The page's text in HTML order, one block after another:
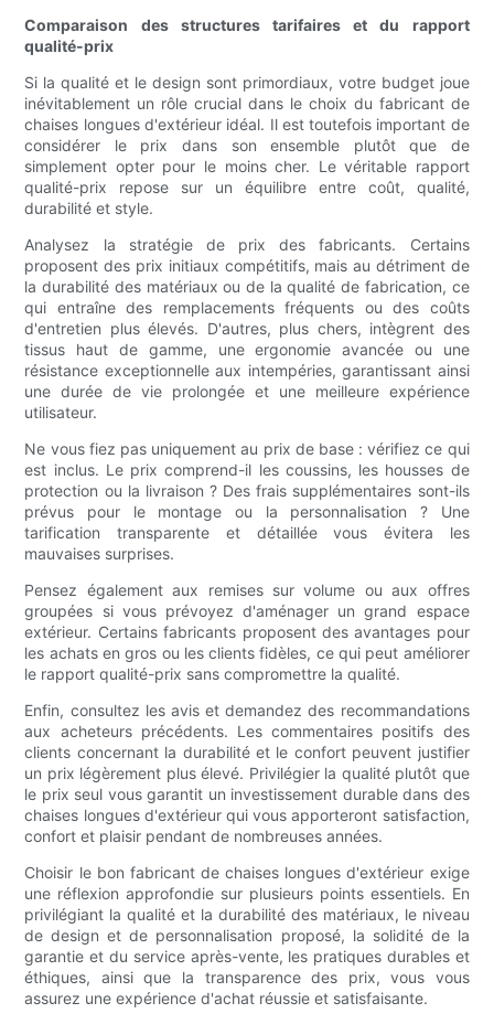
Comparaison des structures tarifaires et du rapport
qualité-prix
Si la qualité et le design sont primordiaux, votre budget joue
inévitablement un rôle crucial dans le choix du fabricant de
chaises longues d'extérieur idéal. Il est toutefois important de
considérer le prix dans son ensemble plutôt que de
simplement opter pour le moins cher. Le véritable rapport
qualité-prix repose sur un équilibre entre coût, qualité,
durabilité et style.
Analysez la stratégie de prix des fabricants. Certains
proposent des prix initiaux compétitifs, mais au détriment de
la durabilité des matériaux ou de la qualité de fabrication, ce
qui entraîne des remplacements fréquents ou des coûts
d'entretien plus élevés. D'autres, plus chers, intègrent des
tissus haut de gamme, une ergonomie avancée ou une
résistance exceptionnelle aux intempéries, garantissant ainsi
une durée de vie prolongée et une meilleure expérience
utilisateur.
Ne vous fiez pas uniquement au prix de base : vérifiez ce qui
est inclus. Le prix comprend-il les coussins, les housses de
protection ou la livraison ? Des frais supplémentaires sont-ils
prévus pour le montage ou la personnalisation ? Une
tarification transparente et détaillée vous évitera les
mauvaises surprises.
Pensez également aux remises sur volume ou aux offres
groupées si vous prévoyez d'aménager un grand espace
extérieur. Certains fabricants proposent des avantages pour
les achats en gros ou les clients fidèles, ce qui peut améliorer
le rapport qualité-prix sans compromettre la qualité.
Enfin, consultez les avis et demandez des recommandations
aux acheteurs précédents. Les commentaires positifs des
clients concernant la durabilité et le confort peuvent justifier
un prix légèrement plus élevé. Privilégier la qualité plutôt que
le prix seul vous garantit un investissement durable dans des
chaises longues d'extérieur qui vous apporteront satisfaction,
confort et plaisir pendant de nombreuses années.
Choisir le bon fabricant de chaises longues d'extérieur exige
une réflexion approfondie sur plusieurs points essentiels. En
privilégiant la qualité et la durabilité des matériaux, le niveau
de design et de personnalisation proposé, la solidité de la
garantie et du service après-vente, les pratiques durables et
éthiques, ainsi que la transparence des prix, vous vous
assurez une expérience d'achat réussie et satisfaisante.